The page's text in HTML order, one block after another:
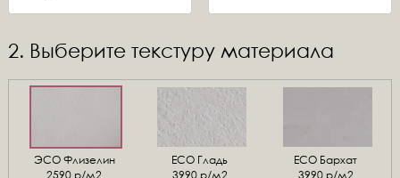
2. Выберите текстуру материала
ЭСО Флизелин
2590 р/м2
ЕСО Гладь
3990 р/м2
ECO Бархат
3990 р/м2